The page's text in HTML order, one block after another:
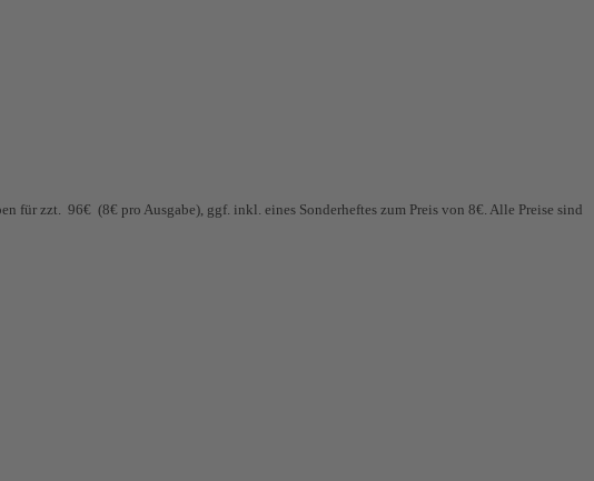
für zzt. 96€ (8€ pro Ausgabe), ggf. inkl. eines Sonderheftes zum Preis von 8€. Alle Preise sind